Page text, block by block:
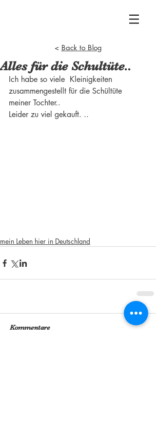
< Back to Blog
Alles für die Schultüte..
Ich habe so viele  Kleinigkeiten
zusammengestellt für die Schültüte
meiner Tochter..
Leider zu viel gekauft. ..
mein Leben hier in Deutschland
Kommentare